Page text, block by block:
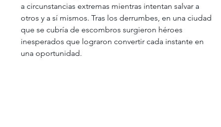
a circunstancias extremas mientras intentan salvar a
otros y a sí mismos. Tras los derrumbes, en una ciudad
que se cubría de escombros surgieron héroes
inesperados que lograron convertir cada instante en
una oportunidad.